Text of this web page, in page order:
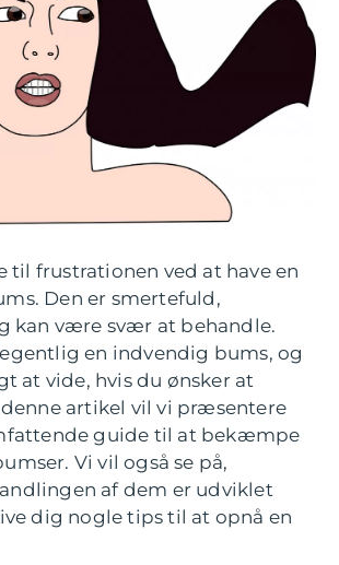
til frustrationen ved at have en
Den er smertefuld,
kan være svær at behandle.
en indvendig bums, og
at vide, hvis du ønsker at
artikel vil vi præsentere
guide til at bekæmpe
Vi vil også se på,
af dem er udviklet
dig nogle tips til at opnå en